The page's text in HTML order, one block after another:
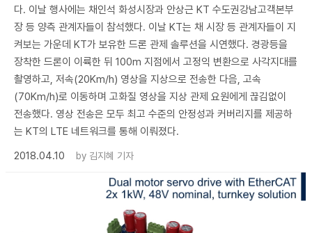
다. 이날 행사에는 채인석 화성시장과 안상근 KT 수도권강남고객본부
장 등 양측 관계자들이 참석했다. 이날 KT는 채 시장 등 관계자들이 지
켜보는 가운데 KT가 보유한 드론 관제 솔루션을 시연했다. 경광등을
장착한 드론이 이륙한 뒤 100m 지점에서 고정익 변환으로 사각지대를
촬영하고, 저속(20Km/h) 영상을 지상으로 전송한 다음, 고속
(70Km/h)로 이동하며 고화질 영상을 지상 관제 요원에게 끊김없이
전송했다. 영상 전송은 모두 최고 수준의 안정성과 커버리지를 제공하
는 KT의 LTE 네트워크를 통해 이뤄졌다.
2018.04.10
by 김지혜 기자